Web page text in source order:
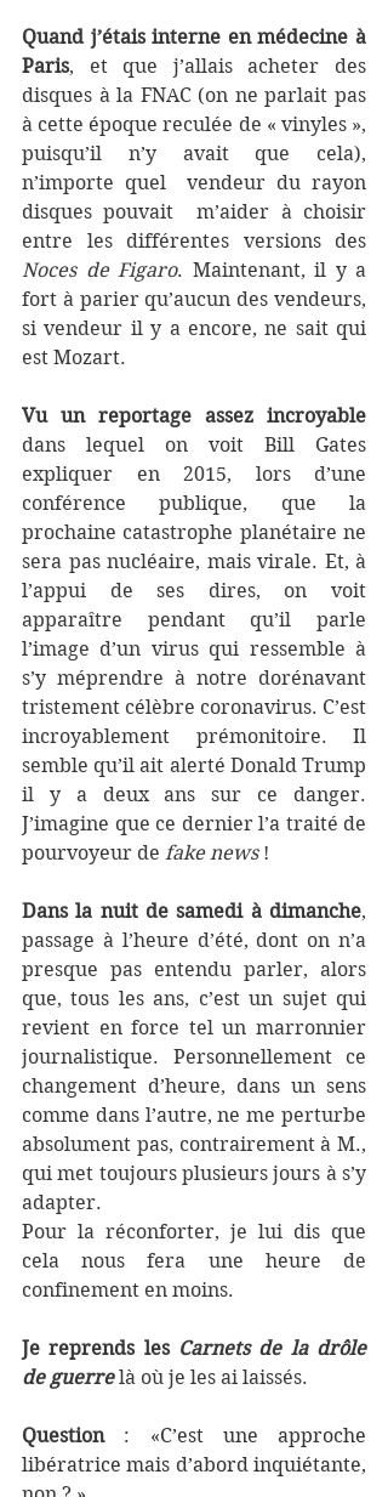
Quand j’étais interne en médecine à
Paris, et que j’allais acheter des
disques à la FNAC (on ne parlait pas
à cette époque reculée de « vinyles »,
puisqu’il n’y avait que cela),
n’importe quel  vendeur du rayon
disques pouvait  m’aider à choisir
Noces de Figaro. Maintenant, il y a
fort à parier qu’aucun des vendeurs,
si vendeur il y a encore, ne sait qui
est Mozart.
Vu un reportage assez incroyable
dans lequel on voit Bill Gates
expliquer en 2015, lors d’une
conférence publique, que la
prochaine catastrophe planétaire ne
sera pas nucléaire, mais virale. Et, à
l’appui de ses dires, on voit
apparaître pendant qu’il parle
l’image d’un virus qui ressemble à
s’y méprendre à notre dorénavant
tristement célèbre coronavirus. C’est
incroyablement prémonitoire. Il
semble qu’il ait alerté Donald Trump
il y a deux ans sur ce danger.
J’imagine que ce dernier l’a traité de
pourvoyeur de fake news !
Dans la nuit de samedi à dimanche,
passage à l’heure d’été, dont on n’a
presque pas entendu parler, alors
que, tous les ans, c’est un sujet qui
revient en force tel un marronnier
journalistique. Personnellement ce
changement d’heure, dans un sens
comme dans l’autre, ne me perturbe
absolument pas, contrairement à M.,
qui met toujours plusieurs jours à s’y
adapter.
Pour la réconforter, je lui dis que
cela nous fera une heure de
confinement en moins.
Je reprends les Carnets de la drôle
de guerre là où je les ai laissés.
Question : «C’est une approche
libératrice mais d’abord inquiétante,